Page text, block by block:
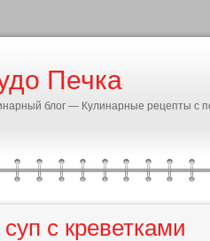
Печка
блог — Кулинарные рецепты с
с креветками